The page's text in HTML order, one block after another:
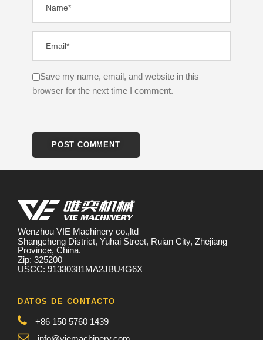
Save my name, email, and website in this
browser for the next time I comment.
Wenzhou VIE Machinery co.,ltd
Shangcheng District, Yuhai Street, Ruian City, Zhejiang
Province, China.
Zip: 325200
USCC: 91330381MA2JBU4G6X
DATOS DE CONTACTO
+86 150 5760 1439